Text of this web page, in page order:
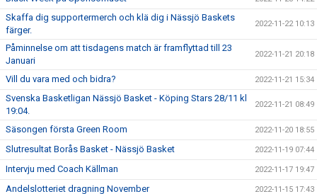
Skaffa dig supportermerch och klä dig i Nässjö Baskets
färger.
2022-11-22 10:13
Påminnelse om att tisdagens match är framflyttad till 23
Januari
2022-11-21 20:18
Vill du vara med och bidra? 2022-11-21 15:34
Svenska Basketligan Nässjö Basket - Köping Stars 28/11 kl
19:04.
2022-11-21 08:49
Säsongen första Green Room 2022-11-20 18:55
Slutresultat Borås Basket - Nässjö Basket 2022-11-19 07:44
Intervju med Coach Källman 2022-11-17 19:47
Andelslotteriet dragning November 2022-11-15 17:43